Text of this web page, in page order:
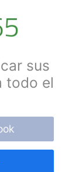
sus
todo el